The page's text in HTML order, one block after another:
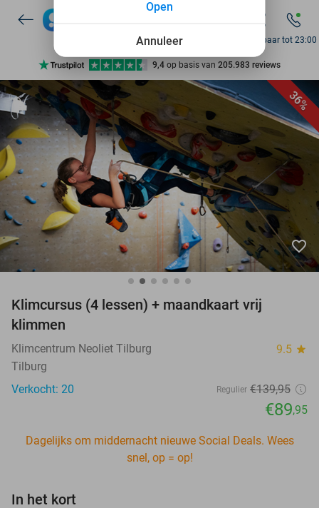
7 dagen per week beschikbaar
10+ miljoen leden
9,4 op basis van 205.983 reviews
Ontdek 15.000+ deals
7 dagen per week beschikbaar
10+ miljoen leden
Bereikbaar tot 23:00
36%
favorite_border
Klimcursus (4 lessen) + maandkaart vrij
klimmen
Klimcentrum Neoliet Tilburg 9.5 star
Tilburg
Verkocht: 20
Regulier €139,95
€89,95
Dagelijks om middernacht nieuwe Social Deals. Wees
snel, op = op!
In het kort
Annuleer
Open